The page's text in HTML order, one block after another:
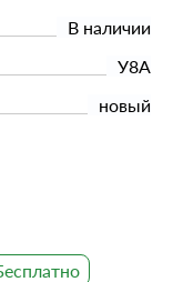
В наличии
У8А
новый